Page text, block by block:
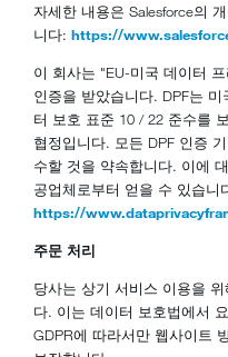
자세한 내용은 Salesforce의
니다: https://
이 회사는 "EU-미국 데이터
인증을 받았습니다. DPF는
터 보호 표준 10 / 22 준수를
협정입니다. 모든 DPF 인증
수할 것을 약속합니다. 이에
공업체로부터 얻을 수 있습니
https://
주문 처리
당사는 상기 서비스 이용을
다. 이는 데이터 보호법에서
GDPR에 따라서만 웹사이트